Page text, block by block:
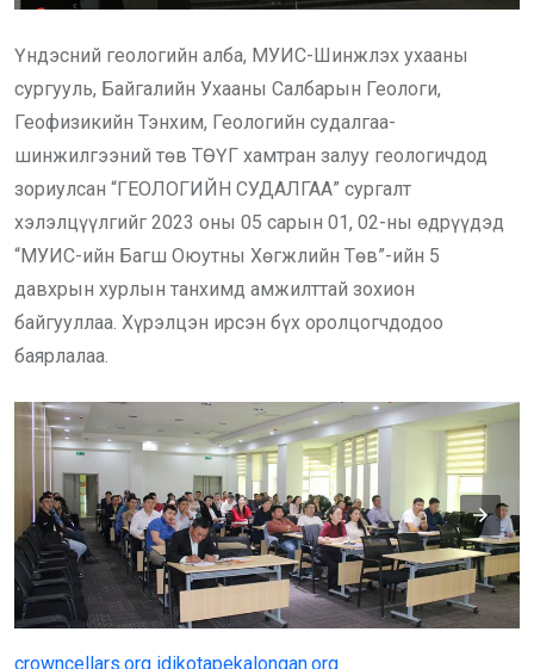
Үндэсний геологийн алба, МУИС-Шинжлэх ухааны
сургууль, Байгалийн Ухааны Салбарын Геологи,
Геофизикийн Тэнхим, Геологийн судалгаа-
шинжилгээний төв ТӨҮГ хамтран залуу геологичдод
зориулсан “ГЕОЛОГИЙН СУДАЛГАА” сургалт
хэлэлцүүлгийг 2023 оны 05 сарын 01, 02-ны өдрүүдэд
“МУИС-ийн Багш Оюутны Хөгжлийн Төв”-ийн 5
давхрын хурлын танхимд амжилттай зохион
байгууллаа. Хүрэлцэн ирсэн бүх оролцогчдодоо
баярлалаа.
crowncellars.org idikotapekalongan.org